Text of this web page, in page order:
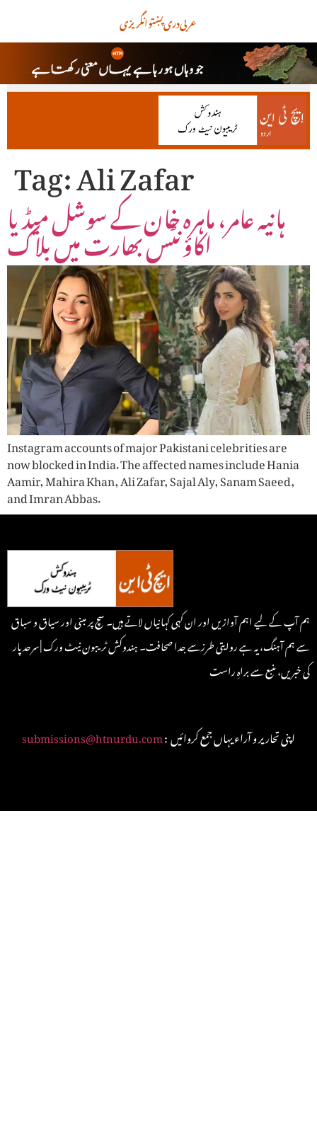
انگریزیپښتودریعربی
Tag:Ali Zafar
ہانیہ عامر، ماہرہ خان کے سوشل میڈیا
اکاؤنٹس بھارت میں بلاک
Instagram accounts of major Pakistani celebrities are
now blocked in India. The affected names include Hania
Aamir, Mahira Khan, Ali Zafar, Sajal Aly, Sanam Saeed,
and Imran Abbas.
ہم آپ کے لیے اہم آوازیں اور ان کہی کہانیاں لاتے ہیں۔ سچ پر مبنی اور سیاق و سباق
سے ہم آہنگ، یہ ہے روایتی طرزسے جدا صحافت۔ ہندوکش ٹریبون نیٹ ورک | سرحد پار
کی خبریں، منبع سے براہِ راست
submissions@htnurdu.com : اپنی تحاریر و آراء یہاں جمع کروائیں